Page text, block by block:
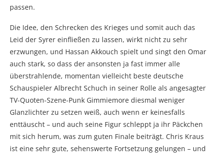
passen.
Die Idee, den Schrecken des Krieges und somit auch das
Leid der Syrer einfließen zu lassen, wirkt nicht zu sehr
erzwungen, und Hassan Akkouch spielt und singt den Omar
auch stark, so dass der ansonsten ja fast immer alle
überstrahlende, momentan vielleicht beste deutsche
Schauspieler Albrecht Schuch in seiner Rolle als angesagter
TV-Quoten-Szene-Punk Gimmiemore diesmal weniger
Glanzlichter zu setzen weiß, auch wenn er keinesfalls
enttäuscht – und auch seine Figur schleppt ja ihr Päckchen
mit sich herum, was zum guten Finale beiträgt. Chris Kraus
ist eine sehr gute, sehenswerte Fortsetzung gelungen – und